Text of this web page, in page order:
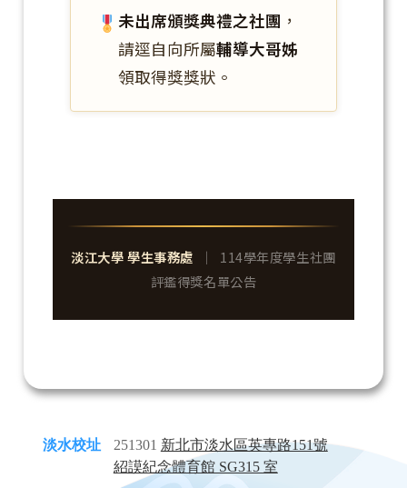
未出席頒獎典禮之社團 ，
請逕自向所屬輔導大哥姊
領取得獎獎狀。
淡江大學 學生事務處 ｜ 114學年度學生社團
評鑑得獎名單公告
淡水校址 251301 新北市淡水區英專路151號
紹謨紀念體育館 SG315 室